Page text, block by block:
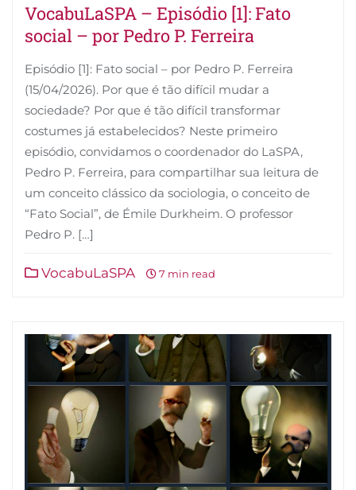
VocabuLaSPA – Episódio [1]: Fato
social – por Pedro P. Ferreira
Episódio [1]: Fato social – por Pedro P. Ferreira
(15/04/2026). Por que é tão difícil mudar a
sociedade? Por que é tão difícil transformar
costumes já estabelecidos? Neste primeiro
episódio, convidamos o coordenador do LaSPA,
Pedro P. Ferreira, para compartilhar sua leitura de
um conceito clássico da sociologia, o conceito de
“Fato Social”, de Émile Durkheim. O professor
Pedro P. […]
VocabuLaSPA 7 min read